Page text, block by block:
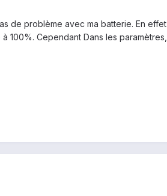
de problème avec ma batterie. En
Cependant Dans les